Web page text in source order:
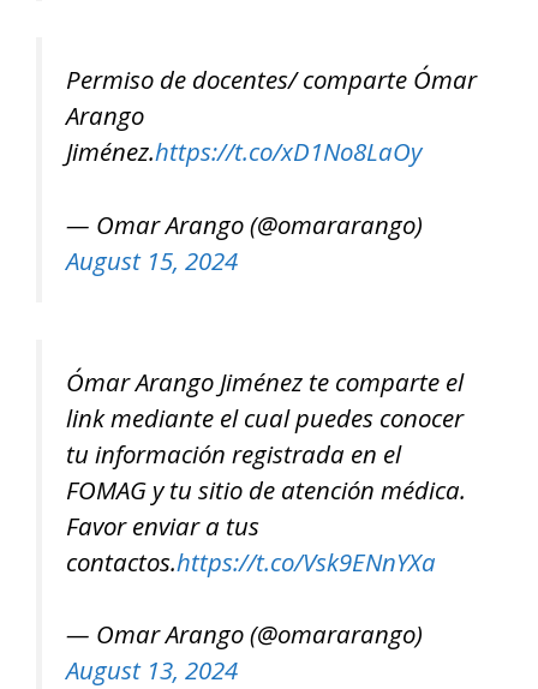
Permiso de docentes/ comparte Ómar
Arango
Jiménez.https://t.co/xD1No8LaOy
— Omar Arango (@omararango)
August 15, 2024
Ómar Arango Jiménez te comparte el
link mediante el cual puedes conocer
tu información registrada en el
FOMAG y tu sitio de atención médica.
Favor enviar a tus
contactos.https://t.co/Vsk9ENnYXa
— Omar Arango (@omararango)
August 13, 2024